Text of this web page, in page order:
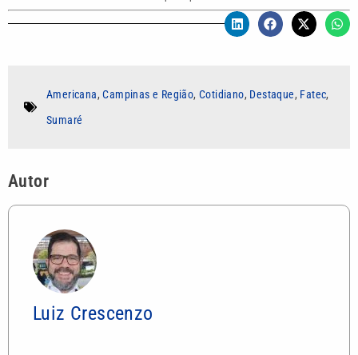
Americana,Campinas e Região,Cotidiano, Destaque, Fatec,
Sumaré
Autor
Luiz Crescenzo